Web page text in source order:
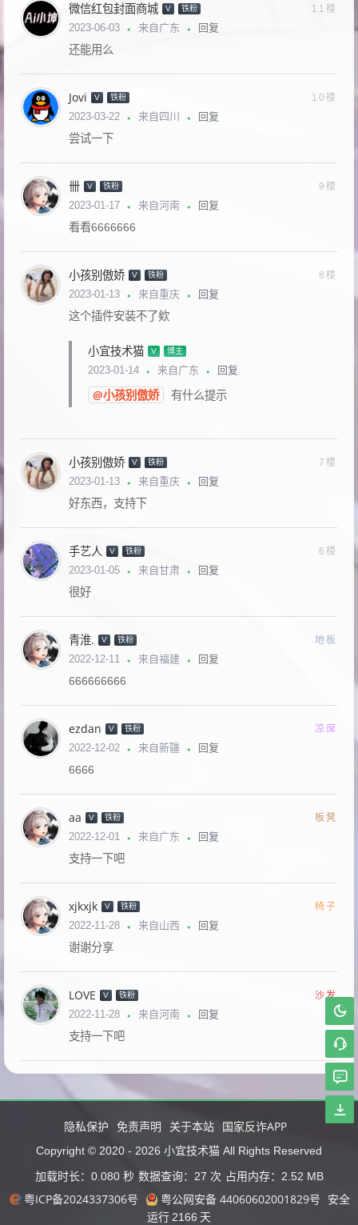
微信红包封面商城 V 铁粉 11楼
2023-06-03 来自广东 回复
还能用么
Jovi V 铁粉 10楼
2023-03-22 来自四川 回复
尝试一下
卌 V 铁粉 9楼
2023-01-17 来自河南 回复
看看6666666
小孩别傲娇 V 铁粉 8楼
2023-01-13 来自重庆 回复
这个插件安装不了欸
小宜技术猫 V 博主
2023-01-14 来自广东 回复
@小孩别傲娇 有什么提示
小孩别傲娇 V 铁粉 7楼
2023-01-13 来自重庆 回复
好东西，支持下
手艺人 V 铁粉 6楼
2023-01-05 来自甘肃 回复
很好
青淮. V 铁粉 地板
2022-12-11 来自福建 回复
666666666
ezdan V 铁粉 凉席
2022-12-02 来自新疆 回复
6666
aa V 铁粉 板凳
2022-12-01 来自广东 回复
支持一下吧
xjkxjk V 铁粉 椅子
2022-11-28 来自山西 回复
谢谢分享
LOVE V 铁粉 沙发
2022-11-28 来自河南 回复
支持一下吧
隐私保护 免责声明 关于本站 国家反诈APP
Copyright © 2020 - 2026 小宜技术猫 All Rights Reserved
加载时长：0.080 秒 数据查询：27 次 占用内存：2.52 MB
粤ICP备2024337306号 粤公网安备 44060602001829号
安全
运行 2166 天